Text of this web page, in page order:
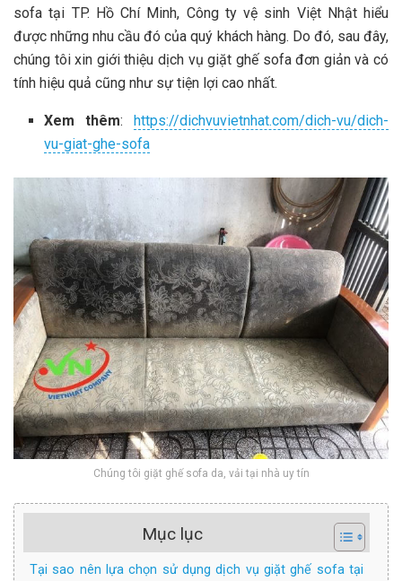
sofa tại TP. Hồ Chí Minh, Công ty vệ sinh Việt Nhật hiểu
được những nhu cầu đó của quý khách hàng. Do đó, sau đây,
chúng tôi xin giới thiệu dịch vụ giặt ghế sofa đơn giản và có
tính hiệu quả cũng như sự tiện lợi cao nhất.
Xem thêm:
https://dichvuvietnhat.com/dich-vu/dich-
vu-giat-ghe-sofa
Chúng tôi giặt ghế sofa da, vải tại nhà uy tín
Mục lục
Tại sao nên lựa chọn sử dụng dịch vụ giặt ghế sofa tại